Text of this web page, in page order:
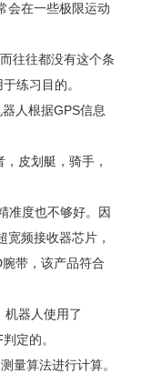
会在一些极限运动
往往都没有这个条
练习目的。
人根据GPS信息
皮划艇，骑手，
准度也不够好。因
频接收器芯片，
带，该产品符合
机器人使用了
定的。
量算法进行计算。